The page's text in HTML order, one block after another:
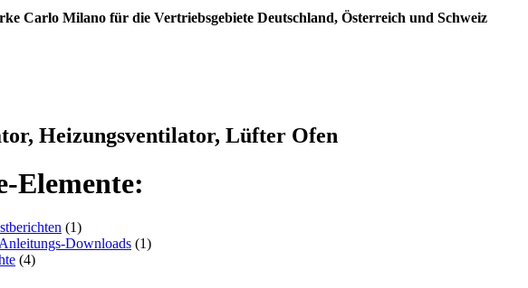
Carlo Milano für die Vertriebsgebiete Deutschland, Österreich und Schweiz
Heizungsventilator, Lüfter Ofen
Elemente:
(1)
Downloads (1)
(4)